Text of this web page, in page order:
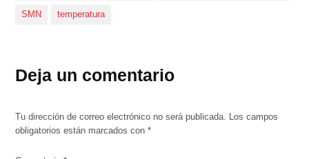
SMN temperatura
Deja un comentario
Tu dirección de correo electrónico no será publicada. Los campos
obligatorios están marcados con*